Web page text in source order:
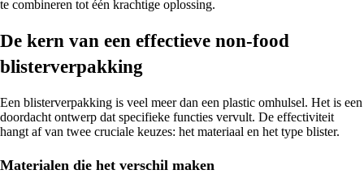
te combineren tot één krachtige oplossing.
De kern van een effectieve non-food
blisterverpakking
Een blisterverpakking is veel meer dan een plastic omhulsel. Het is een
doordacht ontwerp dat specifieke functies vervult. De effectiviteit
hangt af van twee cruciale keuzes: het materiaal en het type blister.
Materialen die het verschil maken